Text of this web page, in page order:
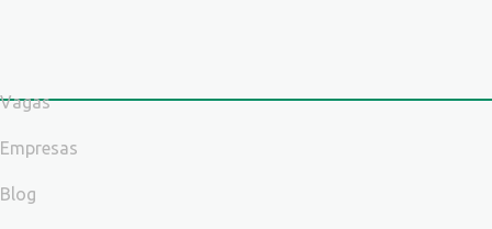
Vagas
Empresas
Blog